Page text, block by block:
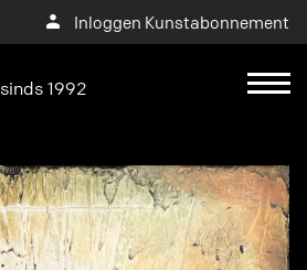
Inloggen Kunstabonnement
sinds 1992